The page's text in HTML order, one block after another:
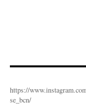
https://
se_bcn/